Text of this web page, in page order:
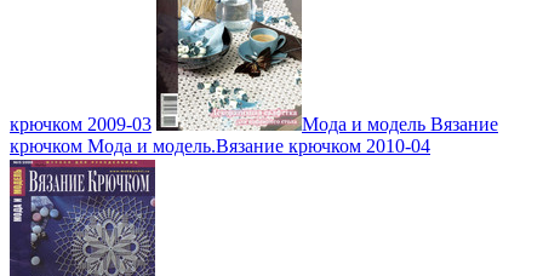
крючком 2009-03
Мода и модель Вязание
крючком Мода и модель.Вязание крючком 2010-04